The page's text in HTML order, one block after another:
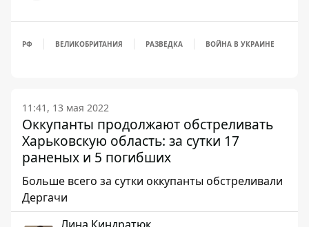
РФ ВЕЛИКОБРИТАНИЯ РАЗВЕДКА ВОЙНА В УКРАИНЕ
11:41, 13 мая 2022
Оккупанты продолжают обстреливать
Харьковскую область: за сутки 17
раненых и 5 погибших
Больше всего за сутки оккупанты обстреливали
Дергачи